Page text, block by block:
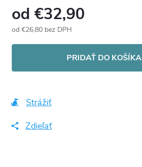
od €32,90
od €26,80 bez DPH
PRIDAŤ DO KOŠÍKA
Strážiť
Zdieľať